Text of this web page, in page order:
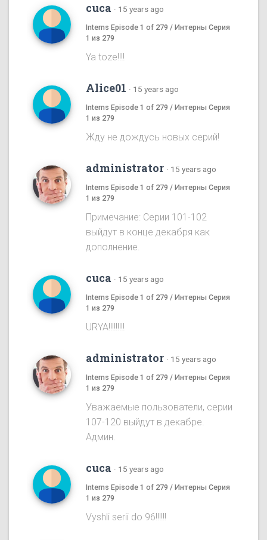
cuca · 15 years ago
Interns Episode 1 of 279 / Интерны Серия
1 из 279
Ya toze!!!!
Alice01 · 15 years ago
Interns Episode 1 of 279 / Интерны Серия
1 из 279
Жду не дождусь новых серий!
administrator · 15 years ago
Interns Episode 1 of 279 / Интерны Серия
1 из 279
Примечание: Серии 101-102
выйдут в конце декабря как
дополнение.
cuca · 15 years ago
Interns Episode 1 of 279 / Интерны Серия
1 из 279
URYA!!!!!!!!!
administrator · 15 years ago
Interns Episode 1 of 279 / Интерны Серия
1 из 279
Уважаемые пользователи, серии
107-120 выйдут в декабре.
Админ.
cuca · 15 years ago
Interns Episode 1 of 279 / Интерны Серия
1 из 279
Vyshli serii do 96!!!!!!